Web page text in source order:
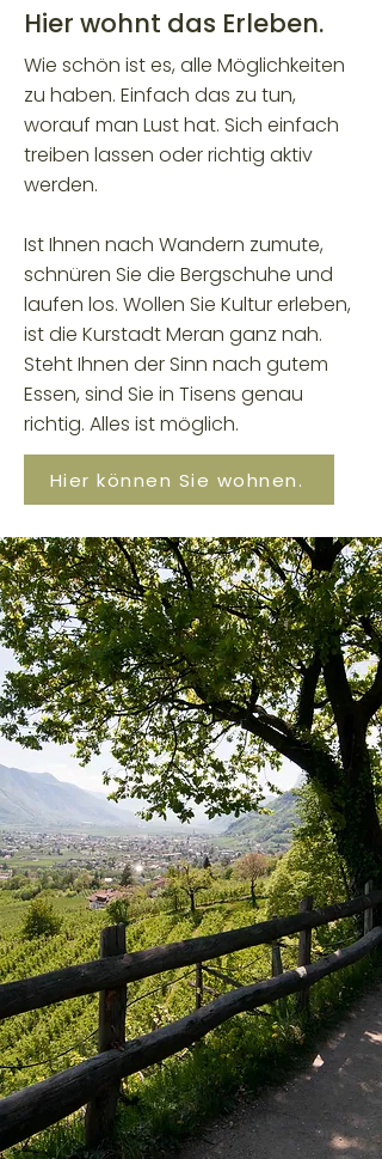
Hier wohnt das Erleben.
Wie schön ist es, alle Möglichkeiten
zu haben. Einfach das zu tun,
worauf man Lust hat. Sich einfach
treiben lassen oder richtig aktiv
werden.
Ist Ihnen nach Wandern zumute,
schnüren Sie die Bergschuhe und
laufen los. Wollen Sie Kultur erleben,
ist die Kurstadt Meran ganz nah.
Steht Ihnen der Sinn nach gutem
Essen, sind Sie in Tisens genau
richtig. Alles ist möglich.
Hier können Sie wohnen.